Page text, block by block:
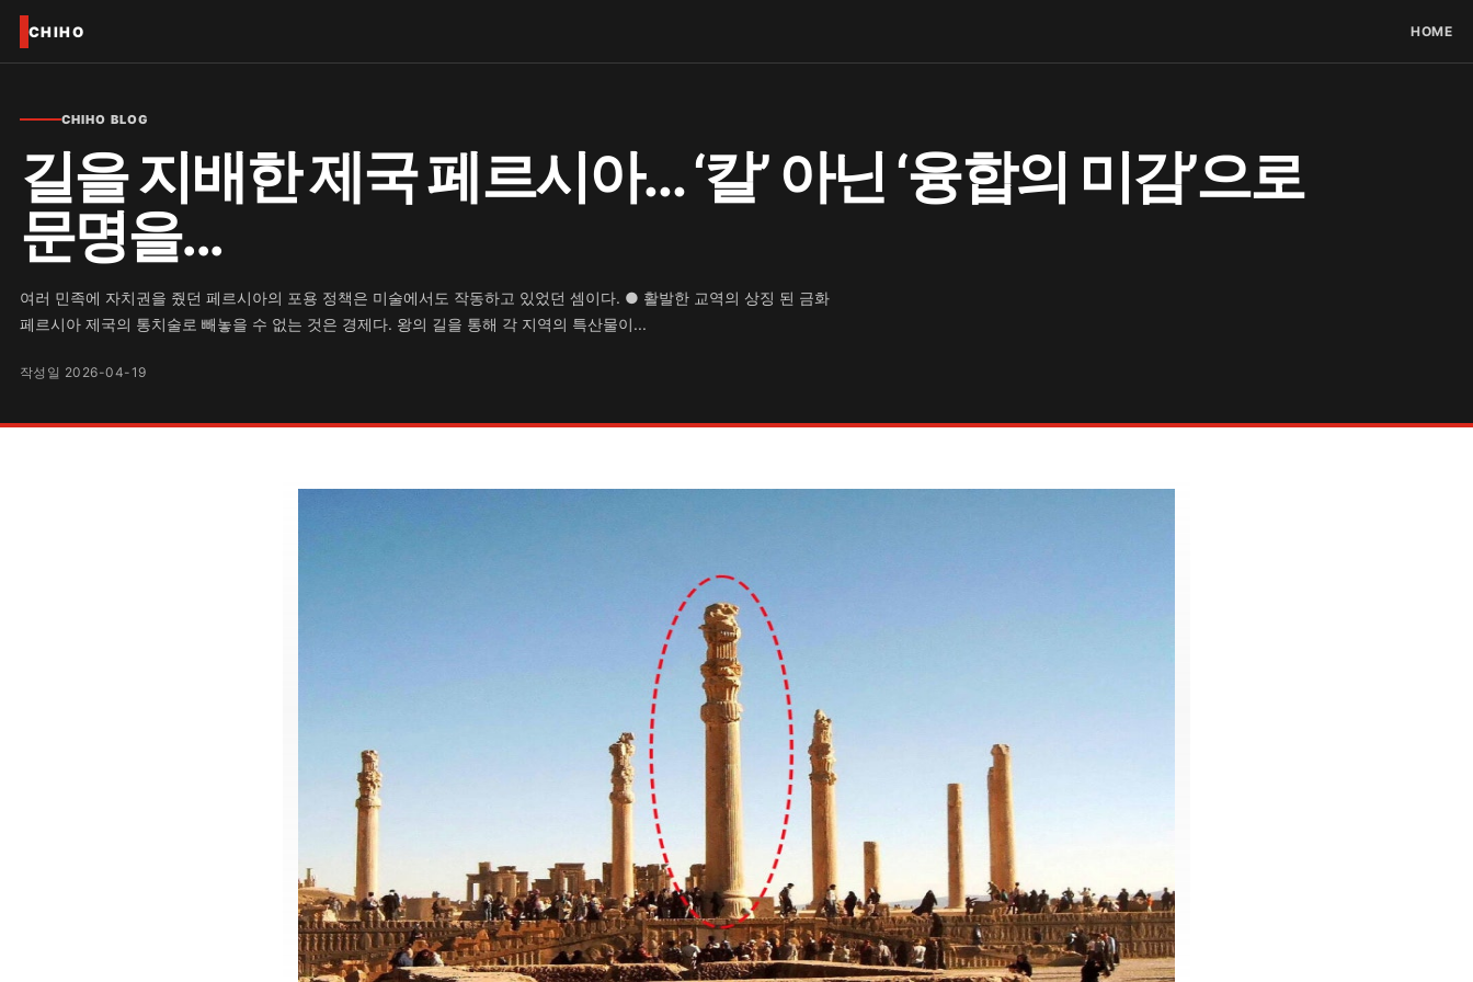
CHIHO HOME
CHIHO BLOG
길을 지배한 제국 페르시아… ‘칼’ 아닌 ‘융합의 미감’으로
문명을...
여러 민족에 자치권을 줬던 페르시아의 포용 정책은 미술에서도 작동하고 있었던 셈이다. ● 활발한 교역의 상징 된 금화
페르시아 제국의 통치술로 빼놓을 수 없는 것은 경제다. 왕의 길을 통해 각 지역의 특산물이...
작성일 2026-04-19